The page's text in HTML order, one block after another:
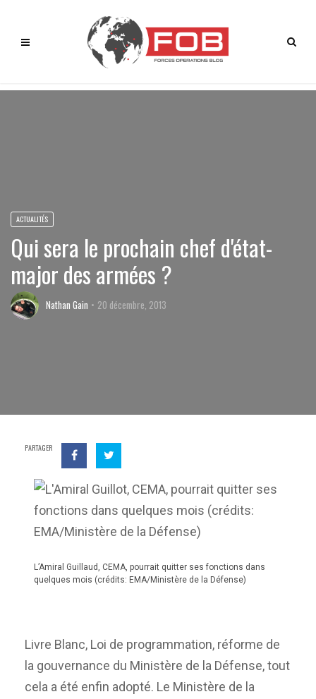
ACTUALITÉS
Qui sera le prochain chef d'état-
major des armées ?
Nathan Gain 20 décembre, 2013
PARTAGER
L’Amiral Guillaud, CEMA, pourrait quitter ses fonctions dans
quelques mois (crédits: EMA/Ministère de la Défense)
Livre Blanc, Loi de programmation, réforme de
la gouvernance du Ministère de la Défense, tout
cela a été enfin adopté. Le Ministère de la